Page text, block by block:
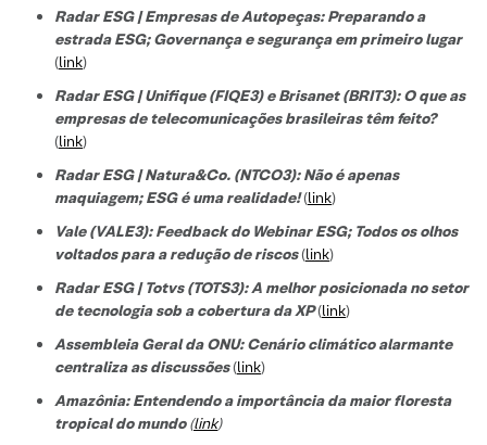
Radar ESG | Empresas de Autopeças: Preparando a
estrada ESG; Governança e segurança em primeiro lugar
(link)
Radar ESG | Unifique (FIQE3) e Brisanet (BRIT3): O que as
empresas de telecomunicações brasileiras têm feito?
(link)
Radar ESG | Natura&Co. (NTCO3): Não é apenas
maquiagem; ESG é uma realidade!(link)
Vale (VALE3): Feedback do Webinar ESG; Todos os olhos
voltados para a redução de riscos(link)
Radar ESG | Totvs (TOTS3): A melhor posicionada no setor
de tecnologia sob a cobertura da XP(link)
Assembleia Geral da ONU: Cenário climático alarmante
centraliza as discussões(link)
Amazônia: Entendendo a importância da maior floresta
tropical do mundo (link)